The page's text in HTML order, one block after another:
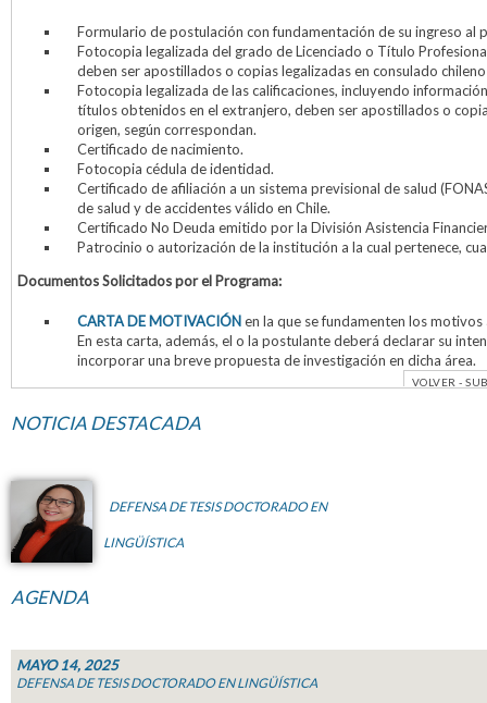
Formulario de postulación con fundamentación de su ingreso al
Fotocopia legalizada del grado de Licenciado o Título
deben ser apostillados o copias legalizadas en consulado
Fotocopia legalizada de las calificaciones, incluyendo
títulos obtenidos en el extranjero, deben ser apostillados o
origen, según correspondan.
Certificado de nacimiento.
Fotocopia cédula de identidad.
Certificado de afiliación a un sistema previsional de salud
de salud y de accidentes válido en Chile.
Certificado No Deuda emitido por la División Asistencia
Patrocinio o autorización de la institución a la cual pertenece,
Documentos Solicitados por el Programa:
CARTA DE MOTIVACIÓNen la que se fundamenten los
En esta carta, además, el o la postulante deberá declarar su
incorporar una breve propuesta de investigación en dicha área.
VOLVER -
NOTICIA DESTACADA
DEFENSA DE TESIS DOCTORADO EN
LINGÜÍSTICA
AGENDA
MAYO 14, 2025
DEFENSA DE TESIS DOCTORADO EN LINGÜÍSTICA